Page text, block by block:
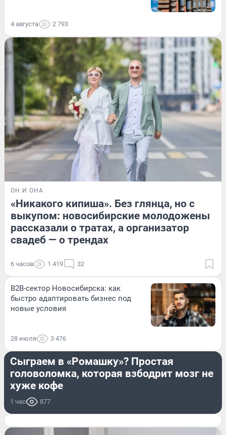
4 августа 2 793
ОН И ОНА
«Никакого кипиша». Без глянца, но с
выкупом: новосибирские молодожены
рассказали о тратах, а организатор
свадеб — о трендах
6 часов 1 419 32
B2B-сектор Новосибирска: как
быстро адаптировать бизнес под
новые условия
28 июля 3 476
РАЗВЛЕЧЕНИЯ
Сыграем в «Ромашку»? Простая
головоломка, которая взбодрит мозг не
хуже кофе
1 час 877